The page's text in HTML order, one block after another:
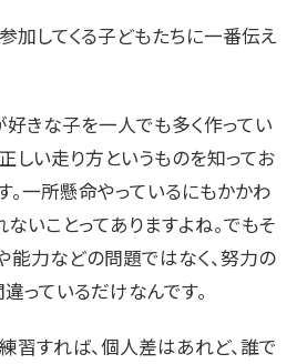
してくる子どもたちに一番伝え
好きな子を一人でも多く作ってい
しい走り方というものを知ってお
。一所懸命やっているにもかかわ
いことってありますよね。でもそ
能力などの問題ではなく、努力の
っているだけなんです。
習すれば、個人差はあれど、誰で